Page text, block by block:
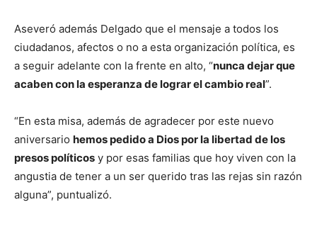
Aseveró además Delgado que el mensaje a todos los
ciudadanos, afectos o no a esta organización política, es
a seguir adelante con la frente en alto, “nunca dejar que
acaben con la esperanza de lograr el cambio real”.
“En esta misa, además de agradecer por este nuevo
aniversario hemos pedido a Dios por la libertad de los
presos políticos y por esas familias que hoy viven con la
angustia de tener a un ser querido tras las rejas sin razón
alguna”, puntualizó.